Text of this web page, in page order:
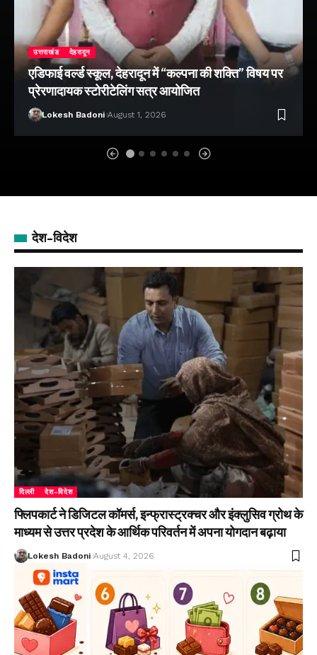
उत्तराखंड देहरादून
एडिफाई वर्ल्ड स्कूल, देहरादून में “कल्पना की शक्ति” विषय पर
प्रेरणादायक स्टोरीटेलिंग सत्र आयोजित
Lokesh Badoni August 1, 2026
देश-विदेश
दिल्ली देश-विदेश
फ्लिपकार्ट ने डिजिटल कॉमर्स, इन्फ्रास्ट्रक्चर और इंक्लुसिव ग्रोथ के
माध्यम से उत्तर प्रदेश के आर्थिक परिवर्तन में अपना योगदान बढ़ाया
Lokesh Badoni August 4, 2026